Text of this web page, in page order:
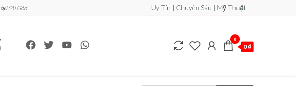
Sài Gòn Uy Tín | Chuyên Sâu | Mỹ Thuật
0
0 ₫